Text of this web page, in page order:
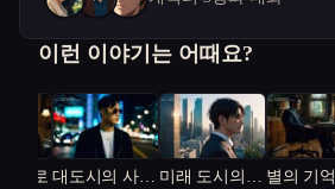
이런 이야기는 어때요?
으로 대도시의 사랑 미래 도시의
별의 기억